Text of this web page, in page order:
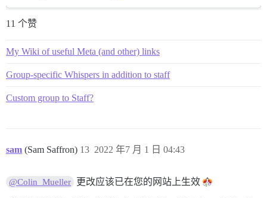
11 个赞
My Wiki of useful Meta (and other) links
Group-specific Whispers in addition to staff
Custom group to Staff?
sam (Sam Saffron) 2022 年7 月 1 日 04:43
13
@Colin_Mueller 更改应该已在您的网站上生效